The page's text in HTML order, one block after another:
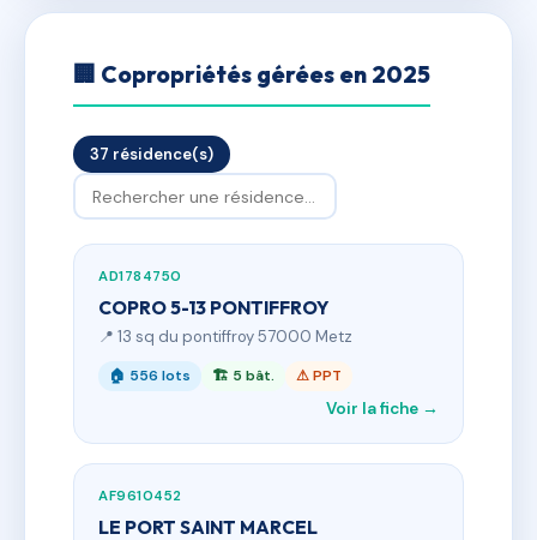
🏢 Copropriétés gérées en 2025
37 résidence(s)
AD1784750
COPRO 5-13 PONTIFFROY
📍 13 sq du pontiffroy 57000 Metz
🏠 556 lots 🏗 5 bât. ⚠ PPT
Voir la fiche →
AF9610452
LE PORT SAINT MARCEL